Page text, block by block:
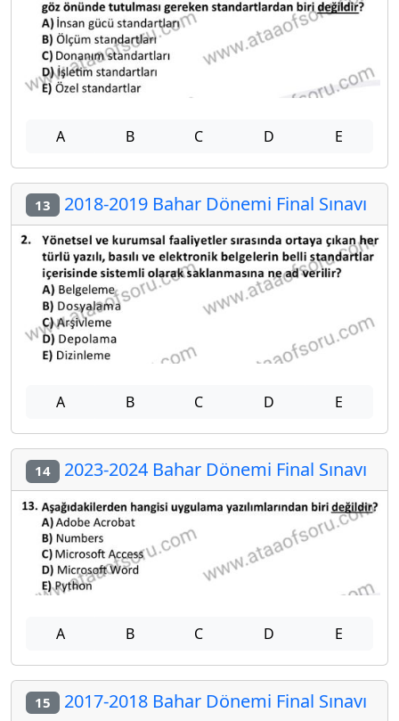
A B C D E
13 2018-2019 Bahar Dönemi Final Sınavı
A B C D E
14 2023-2024 Bahar Dönemi Final Sınavı
A B C D E
15 2017-2018 Bahar Dönemi Final Sınavı